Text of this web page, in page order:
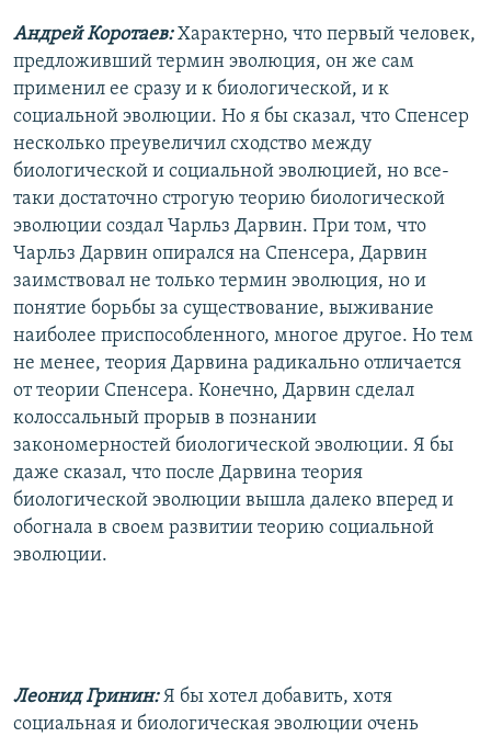
Андрей Коротаев:Характерно, что первый человек,
предложивший термин эволюция, он же сам
применил ее сразу и к биологической, и к
социальной эволюции. Но я бы сказал, что Спенсер
несколько преувеличил сходство между
биологической и социальной эволюцией, но все-
таки достаточно строгую теорию биологической
эволюции создал Чарльз Дарвин. При том, что
Чарльз Дарвин опирался на Спенсера, Дарвин
заимствовал не только термин эволюция, но и
понятие борьбы за существование, выживание
наиболее приспособленного, многое другое. Но тем
не менее, теория Дарвина радикально отличается
от теории Спенсера. Конечно, Дарвин сделал
колоссальный прорыв в познании
закономерностей биологической эволюции. Я бы
даже сказал, что после Дарвина теория
биологической эволюции вышла далеко вперед и
обогнала в своем развитии теорию социальной
эволюции.
Леонид Гринин:Я бы хотел добавить, хотя
социальная и биологическая эволюции очень